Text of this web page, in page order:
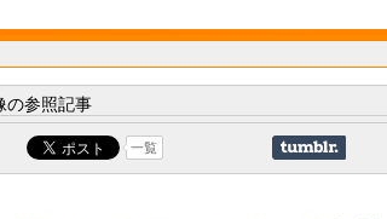
の参照記事
一覧